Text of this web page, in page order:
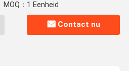
MOQ：1 Eenheid
Contact nu